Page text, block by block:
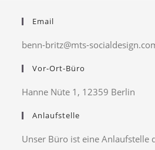
Email
benn-britz@mts-
Vor-Ort-Büro
Hanne Nüte 1, 12359 Berlin
Anlaufstelle
Unser Büro ist eine Anlaufstelle